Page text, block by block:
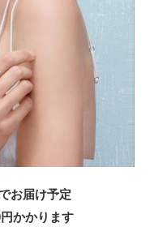
お届け予定
円かかります